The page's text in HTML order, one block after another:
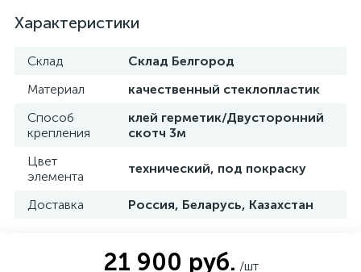
Характеристики
Склад
Склад Белгород
Материал
качественный стеклопластик
Способ
крепления
клей герметик/Двусторонний
скотч 3м
Цвет
элемента
технический, под покраску
Доставка Россия, Беларусь, Казахстан
21 900 руб. /шт